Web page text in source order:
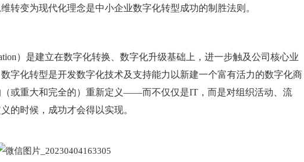
转变为现代化理念是中小企业数字化转型成功的制胜法则。
）是建立在数字化转换、数字化升级基础上，进一步触及公司核心业
字化转型是开发数字化技术及支持能力以新建一个富有活力的数字化商
或重大和完全的）重新定义——而不仅仅是IT，而是对组织活动、流
的时候，成功才会得以实现。